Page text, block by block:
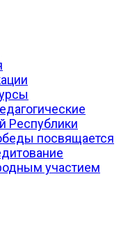
Республики
посвящается
участием